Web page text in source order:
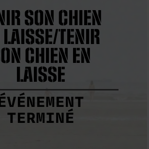
SON CHIEN
LAISSE/TENIR
CHIEN EN
LAISSE
TERMINÉ